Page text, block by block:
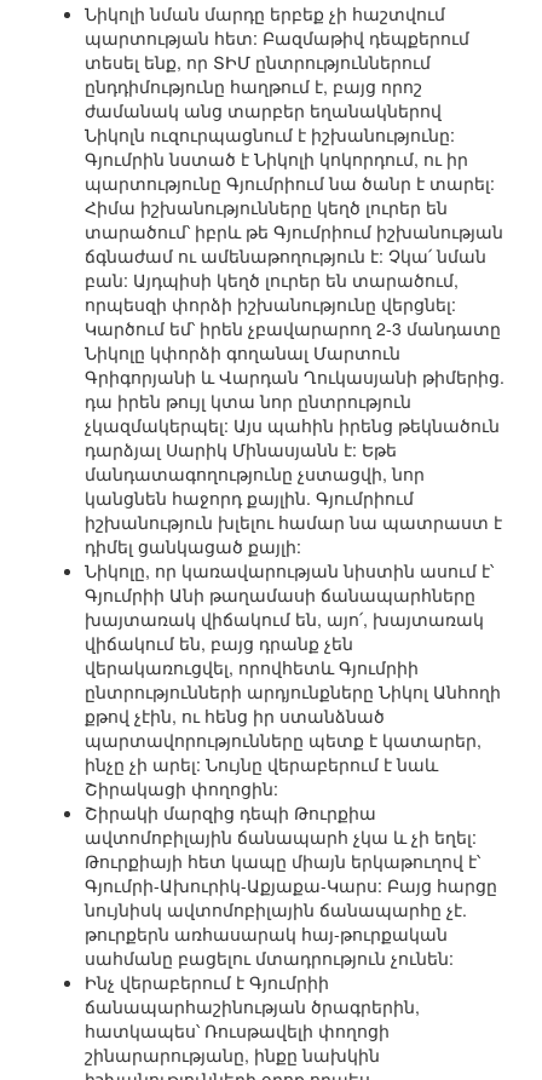
Նիկոլի նման մարդը երբեք չի հաշտվում
պարտության հետ: Բազմաթիվ դեպքերում
տեսել ենք, որ ՏԻՄ ընտրություններում
ընդդիմությունը հաղթում է, բայց որոշ
ժամանակ անց տարբեր եղանակներով
Նիկոլն ուզուրպացնում է իշխանությունը:
Գյումրին նստած է Նիկոլի կոկորդում, ու իր
պարտությունը Գյումրիում նա ծանր է տարել:
Հիմա իշխանությունները կեղծ լուրեր են
տարածում՝ իբրև թե Գյումրիում իշխանության
ճգնաժամ ու ամենաթողություն է: Չկա՛ նման
բան: Այդպիսի կեղծ լուրեր են տարածում,
որպեսզի փորձի իշխանությունը վերցնել:
Կարծում եմ՝ իրեն չբավարարող 2-3 մանդատը
Նիկոլը կփորձի գողանալ Մարտուն
Գրիգորյանի և Վարդան Ղուկասյանի թիմերից.
դա իրեն թույլ կտա նոր ընտրություն
չկազմակերպել: Այս պահին իրենց թեկնածուն
դարձյալ Սարիկ Մինասյանն է: Եթե
մանդատագողությունը չստացվի, նոր
կանցնեն հաջորդ քայլին. Գյումրիում
իշխանություն խլելու համար նա պատրաստ է
դիմել ցանկացած քայլի:
Նիկոլը, որ կառավարության նիստին ասում է՝
Գյումրիի Անի թաղամասի ճանապարհները
խայտառակ վիճակում են, այո՛, խայտառակ
վիճակում են, բայց դրանք չեն
վերակառուցվել, որովհետև Գյումրիի
ընտրությունների արդյունքները Նիկոլ Անհողի
քթով չէին, ու հենց իր ստանձնած
պարտավորությունները պետք է կատարեր,
ինչը չի արել: Նույնը վերաբերում է նաև
Շիրակացի փողոցին:
Շիրակի մարզից դեպի Թուրքիա
ավտոմոբիլային ճանապարհ չկա և չի եղել:
Թուրքիայի հետ կապը միայն երկաթուղով է՝
Գյումրի-Ախուրիկ-Աքյաքա-Կարս: Բայց հարցը
նույնիսկ ավտոմոբիլային ճանապարհը չէ.
թուրքերն առհասարակ հայ-թուրքական
սահմանը բացելու մտադրություն չունեն:
Ինչ վերաբերում է Գյումրիի
ճանապարհաշինության ծրագրերին,
հատկապես՝ Ռուսթավելի փողոցի
շինարարությանը, ինքը նախկին